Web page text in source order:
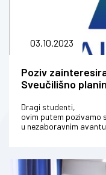
03.10.2023
Poziv
Sveučilišno
Dragi studenti,
ovim putem pozivamo
u nezaboravnim